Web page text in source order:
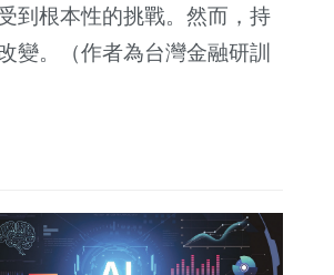
到根本性的挑戰。然而，持
變。（作者為台灣金融研訓